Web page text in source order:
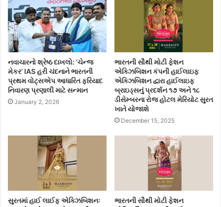
નવાચારનો શ્રેષ્ઠ દાખલો: ‘ચેન્જ
મેકર’ IAS હરી ચંદનાને ભારતની
પ્રથમ વોટ્સએપ આધારિત ફરિયાદ
નિવારણ પ્રણાલી માટે સન્માન
January 2, 2026
ભારતની સૌથી મોટી ફેશન
એક્ઝિબિશન કંપની હાઈલાઇફ
એક્ઝિબિશન દ્વારા હાઈલાઇફ
બ્રાઇડ્સનું પ્રદર્શન ૧૭ અને ૧૮
ડીસેમ્બરના રોજ હોટલ મેરિયોટ સુરત
ખાતે યોજાશે
December 15, 2025
સુરતમાં હાઈ લાઈફ એક્ઝિબિશનઃ
ભારતની સૌથી મોટી ફેશન